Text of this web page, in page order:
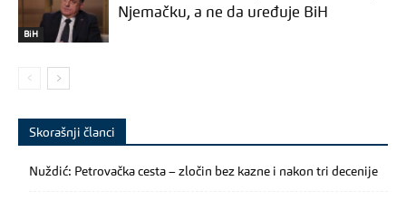
BiH
Njemačku, a ne da uređuje BiH
Skorašnji članci
Nuždić: Petrovačka cesta – zločin bez kazne i nakon tri decenije